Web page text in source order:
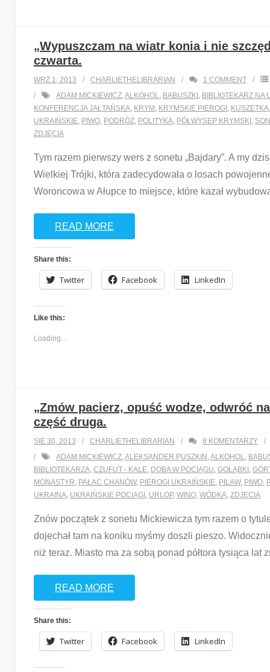
„Wypuszczam na wiatr konia i nie
czwarta.
WRZ 1, 2013 CHARLIETHELIBRARIAN 1 COMMENT
ADAM MICKIEWICZ,ALKOHOL, BABUSZKI , BIBLIOTEKARZ NA
KONFERENCJA JAŁTAŃSKA, KRYM , KRYMSKIE PIEROGI , KUSZETKA
UKRAIŃSKIE, PIWO, PODRÓŻ, POLITYKA, PÓŁWYSEP KRYMSKI ,
ZDJĘCIA
Tym razem pierwszy wers z sonetu „Bajdary”. A my
Wielkiej Trójki, która zadecydowała o losach
Woroncowa w Ałupce to miejsce, które kazał
READ MORE
Share this:
Twitter Facebook LinkedIn
Like this:
Loading...
„Zmów pacierz, opuść wodze, odwróć
część druga.
SIE 30, 2013 CHARLIETHELIBRARIAN 8 KOMENTARZY
ADAM MICKIEWICZ,ALEKSANDER PUSZKIN ,ALKOHOL,
BIBLIOTEKARZA, CZUFUT - KALE, DOBA W POCIĄGU, GOŁĄBKI ,
MONASTYR, PAŁAC CHANÓW, PIEROGI UKRAIŃSKIE, PILAW, PIWO,
UKRAINA, UKRAIŃSKIE POCIĄGI , URLOP, WINO, WÓDKA, ZDJĘCIA
Znów początek z sonetu Mickiewicza tym razem o
dojechał tam na koniku myśmy doszli pieszo.
niż teraz. Miasto ma za sobą ponad półtora tysiąca lat
READ MORE
Share this:
Twitter Facebook LinkedIn